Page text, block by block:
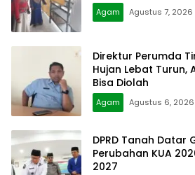
Agam Agustus 7, 2026
Direktur Perumda
Hujan Lebat Turun,
Bisa Diolah
Agam Agustus 6, 2026
DPRD Tanah Datar
Perubahan KUA
2027